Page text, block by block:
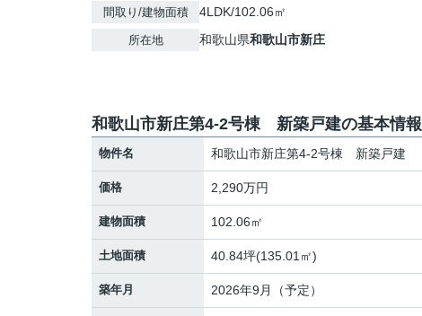
間取り/建物面積 4LDK/102.06㎡
所在地 和歌山県和歌山市新庄
和歌山市新庄第4-2号棟 新築戸建の基本情報
物件名 和歌山市新庄第4-2号棟 新築戸建
価格 2,290万円
建物面積 102.06㎡
土地面積 40.84坪(135.01㎡)
築年月 2026年9月（予定）